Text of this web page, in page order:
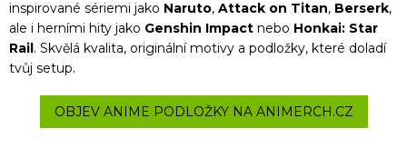
inspirované sériemi jako Naruto, Attack on Titan, Berserk,
ale i herními hity jako Genshin Impact nebo Honkai: Star
Rail . Skvělá kvalita, originální motivy a podložky, které doladí
tvůj setup.
OBJEV ANIME PODLOŽKY NA ANIMERCH.CZ